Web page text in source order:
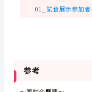
01_試食展示参加
参考